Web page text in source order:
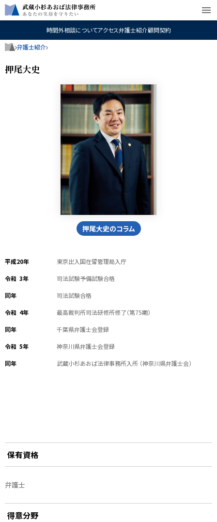
menu
時間外相談についてアクセス弁護士紹介顧問契約
弁護士紹介
押尾大史
押尾大史のコラム
平成20年 東京出入国在留管理局入庁
令和 3年 司法試験予備試験合格
同年 司法試験合格
令和 4年 最高裁判所司法研修所修了（第75期）
同年 千葉県弁護士会登録
令和 5年 神奈川県弁護士会登録
同年 武蔵小杉あおば法律事務所入所 （神奈川県弁護士会）
保有資格
弁護士
得意分野